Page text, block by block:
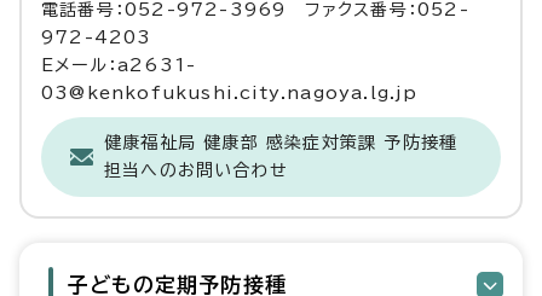
電話番号：052-972-3969 ファクス番号：052-
972-4203
Eメール：a2631-
03@kenkofukushi.city.nagoya.lg.jp
健康福祉局 健康部 感染症対策課 予防接種
担当へのお問い合わせ
子どもの定期予防接種